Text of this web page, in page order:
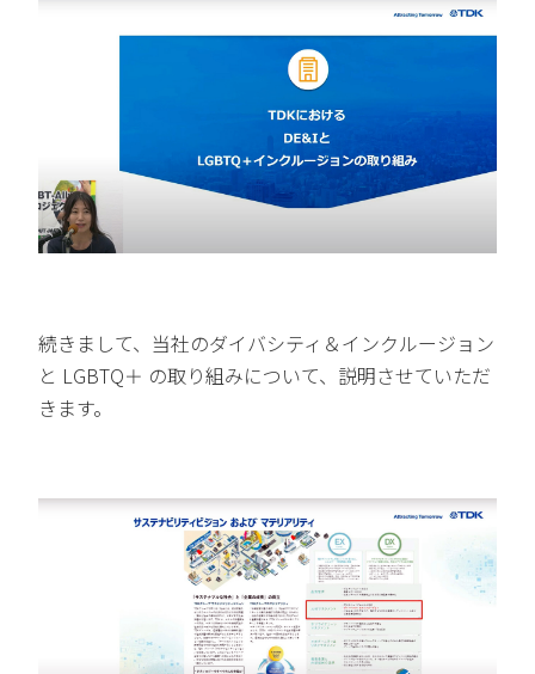
続きまして、当社のダイバシティ＆インクルージョン
と LGBTQ＋ の取り組みについて、説明させていただ
きます。